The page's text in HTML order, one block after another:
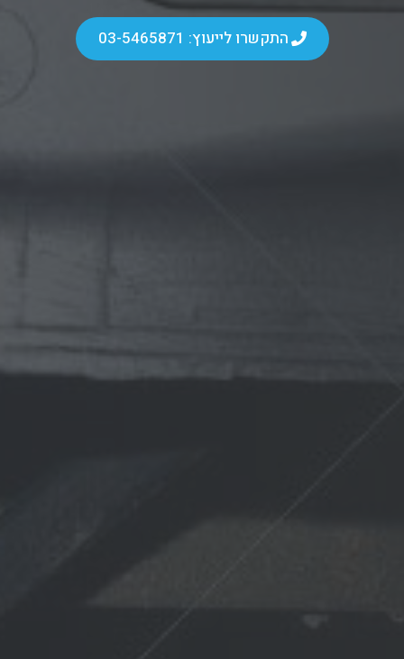
התקשרו לייעוץ: 03-5465871